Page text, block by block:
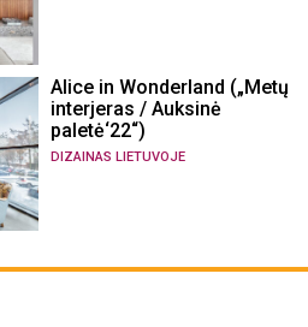
Alice in Wonderland („Metų
interjeras / Auksinė
paletė‘22“)
DIZAINAS LIETUVOJE